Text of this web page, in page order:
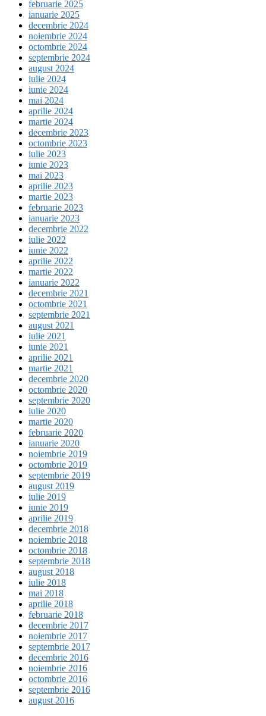
februarie 2025
ianuarie 2025
decembrie 2024
noiembrie 2024
octombrie 2024
septembrie 2024
august 2024
iulie 2024
iunie 2024
mai 2024
aprilie 2024
martie 2024
decembrie 2023
octombrie 2023
iulie 2023
iunie 2023
mai 2023
aprilie 2023
martie 2023
februarie 2023
ianuarie 2023
decembrie 2022
iulie 2022
iunie 2022
aprilie 2022
martie 2022
ianuarie 2022
decembrie 2021
octombrie 2021
septembrie 2021
august 2021
iulie 2021
iunie 2021
aprilie 2021
martie 2021
decembrie 2020
octombrie 2020
septembrie 2020
iulie 2020
martie 2020
februarie 2020
ianuarie 2020
noiembrie 2019
octombrie 2019
septembrie 2019
august 2019
iulie 2019
iunie 2019
aprilie 2019
decembrie 2018
noiembrie 2018
octombrie 2018
septembrie 2018
august 2018
iulie 2018
mai 2018
aprilie 2018
februarie 2018
decembrie 2017
noiembrie 2017
septembrie 2017
decembrie 2016
noiembrie 2016
octombrie 2016
septembrie 2016
august 2016